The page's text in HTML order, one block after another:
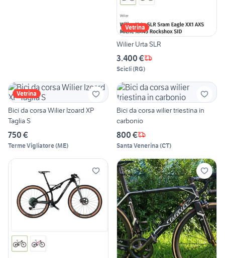
Vetrina
Wilier Urta SLR
3.400 €
Scicli(RG)
Vetrina
Bici da corsa Wilier Izoard XP
Taglia S
750 €
Terme Vigliatore(ME)
Bici da corsa wilier triestina in
carbonio
800 €
Santa Venerina (CT)